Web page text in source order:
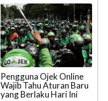
Pengguna Ojek Online
Wajib Tahu Aturan Baru
yang Berlaku Hari Ini